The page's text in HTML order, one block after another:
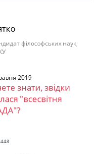
філософських наук,
2019
знати, звідки
"всесвітня